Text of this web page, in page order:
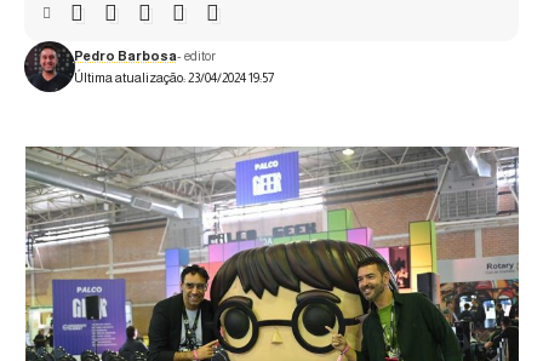
Última atualização: 23/04/2024 19:57
Pedro Barbosa- editor